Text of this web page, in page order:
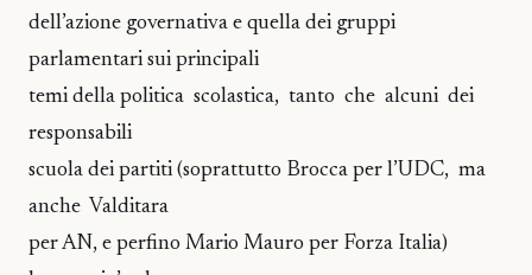
dell’azione governativa e quella dei gruppi
parlamentari sui principali
temi della politica scolastica, tanto che alcuni dei
responsabili
scuola dei partiti (soprattutto Brocca per l’UDC, ma
anche Valditara
per AN, e perfino Mario Mauro per Forza Italia)